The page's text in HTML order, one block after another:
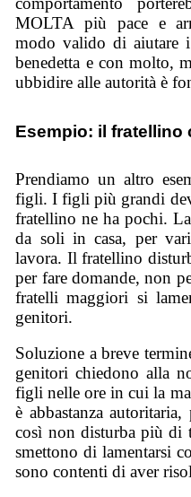
MOLTA più pace e
modo valido di aiutare
benedetta e con molto,
ubbidire alle autorità è
Esempio: il fratellino
Prendiamo un altro
figli. I figli più grandi
fratellino ne ha pochi.
da soli in casa, per
lavora. Il fratellino
per fare domande, non
fratelli maggiori si
genitori.
Soluzione a breve
genitori chiedono alla
figli nelle ore in cui la
è abbastanza
così non disturba più di
smettono di lamentarsi
sono contenti di aver